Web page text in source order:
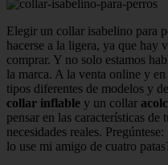
Elegir un collar isabelino para
hacerse a la ligera, ya que hay
comprar. Y no solo estamos
la marca. A la venta online y
tipos diferentes de modelos y
collar inflable y un collar
pensar en las características de
necesidades reales.
lo use mi amigo de cuatro